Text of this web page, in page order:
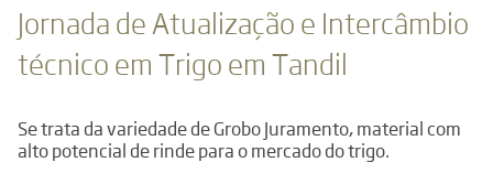
Jornada de Atualização e Intercâmbio
técnico em Trigo em Tandil
Se trata da variedade de Grobo Juramento, material com
alto potencial de rinde para o mercado do trigo.